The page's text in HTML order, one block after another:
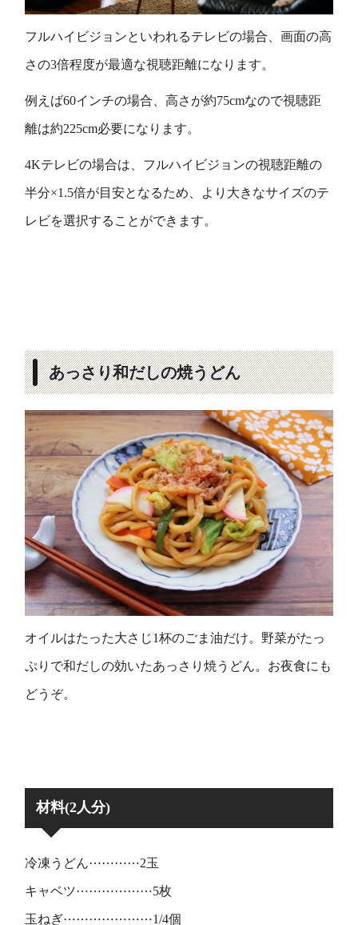
フルハイビジョンといわれるテレビの場合、画面の高
さの3倍程度が最適な視聴距離になります。
例えば60インチの場合、高さが約75cmなので視聴距
離は約225cm必要になります。
4Kテレビの場合は、フルハイビジョンの視聴距離の
半分×1.5倍が目安となるため、より大きなサイズのテ
レビを選択することができます。
あっさり和だしの焼うどん
オイルはたった大さじ1杯のごま油だけ。野菜がたっ
ぷりで和だしの効いたあっさり焼うどん。お夜食にも
どうぞ。
材料(2人分)
冷凍うどん⋯⋯⋯⋯2玉
キャベツ⋯⋯⋯⋯⋯⋯5枚
玉ねぎ⋯⋯⋯⋯⋯⋯⋯1/4個